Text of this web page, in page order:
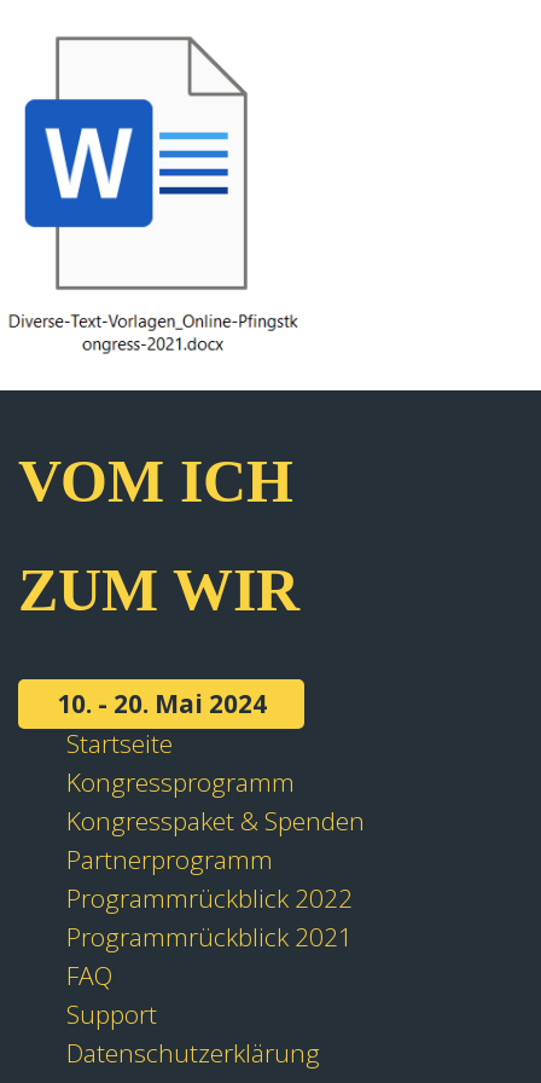
VOM ICH
ZUM WIR
10. - 20. Mai 2024
Startseite
Kongressprogramm
Kongresspaket & Spenden
Partnerprogramm
Programmrückblick 2022
Programmrückblick 2021
FAQ
Support
Datenschutzerklärung